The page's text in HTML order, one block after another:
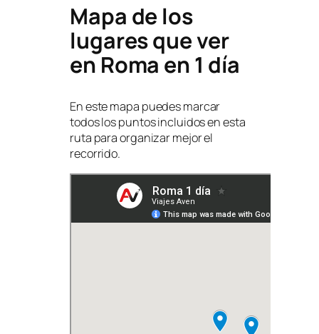
Mapa de los
lugares que ver
en Roma en 1 día
En este mapa puedes marcar
todos los puntos incluidos en esta
ruta para organizar mejor el
recorrido.